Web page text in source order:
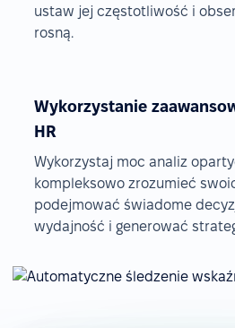
ustaw jej częstotliwość i
rosną.
Wykorzystanie
HR
Wykorzystaj moc analiz
kompleksowo zrozumieć
podejmować świadome
wydajność i generować